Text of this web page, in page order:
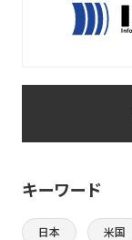
キーワード
日本 米国